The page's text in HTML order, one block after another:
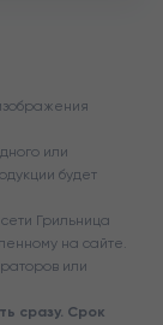
или
будет
Грильница
на сайте.
или
сразу. Срок